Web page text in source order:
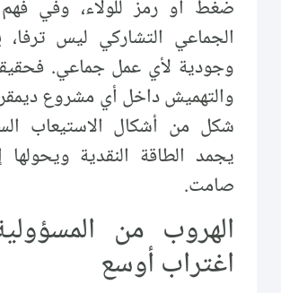
ضغط أو رمز للولاء، وفي
الجماعي التشاركي ليس
وجودية لأي عمل جماعي.
والتهميش داخل أي مشروع
شكل من أشكال الاستيعاب
يجمد الطاقة النقدية
صامت.
الهروب من
اغتراب أوسع